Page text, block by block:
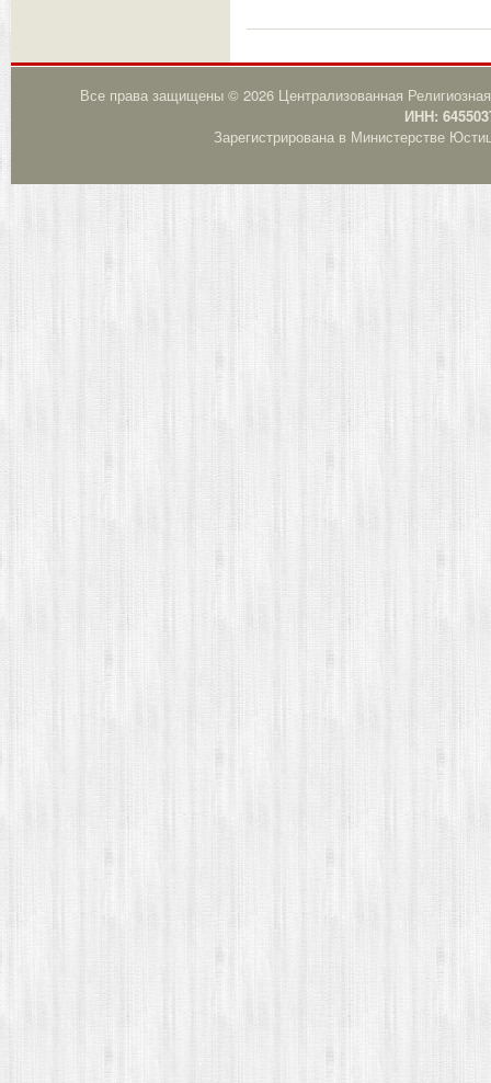
Все права защищены © 2026 Централизованная
ИНН:
Зарегистрирована в Министерстве